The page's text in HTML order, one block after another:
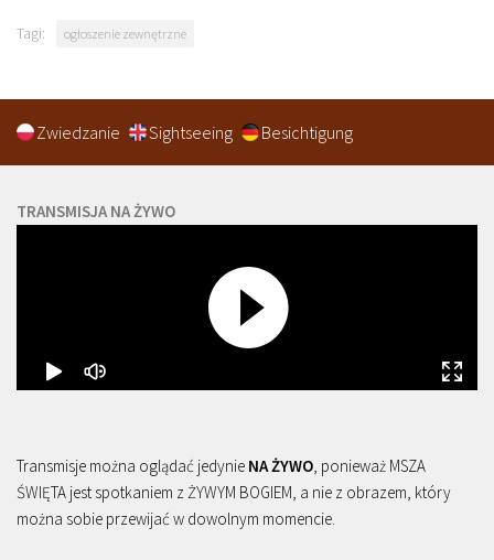
Tagi: ogłoszenie zewnętrzne
Zwiedzanie Sightseeing Besichtigung
TRANSMISJA NA ŻYWO
Transmisje można oglądać jedynie NA ŻYWO, ponieważ MSZA
ŚWIĘTA jest spotkaniem z ŻYWYM BOGIEM, a nie z obrazem, który
można sobie przewijać w dowolnym momencie.